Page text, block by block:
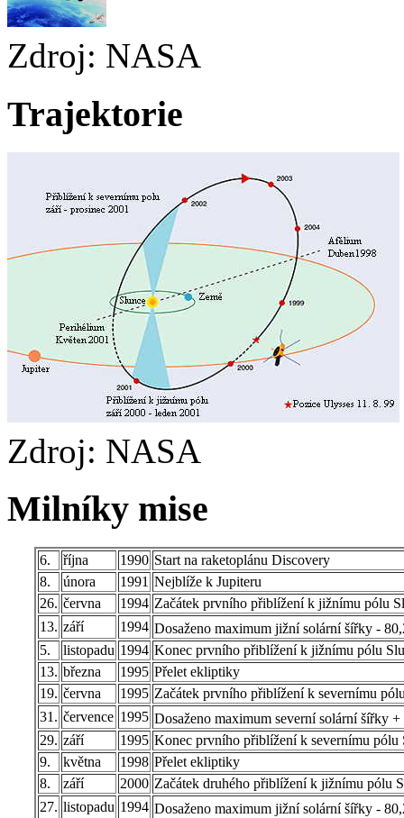
Zdroj: NASA
Trajektorie
Zdroj: NASA
Milníky mise
6. října 1990 Start na raketoplánu Discovery
8.
února 1991 Nejblíže k Jupiteru
26. června 1994 Začátek prvního přiblížení k jižnímu pólu
13. září 1994 Dosaženo maximum jižní solární šířky -
5.
listopadu 1994 Konec prvního přiblížení k jižnímu pólu
13. března 1995 Přelet ekliptiky
19. června 1995 Začátek prvního přiblížení k severnímu
31. července 1995 Dosaženo maximum severní solární šířky +
29. září 1995 Konec prvního přiblížení k severnímu pólu
9.
května 1998 Přelet ekliptiky
8.
září 2000 Začátek druhého přiblížení k jižnímu pólu
27. listopadu 1994 Dosaženo maximum jižní solární šířky -